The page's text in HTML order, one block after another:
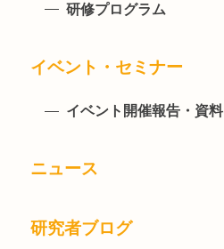
研修プログラム
イベント・セミナー
イベント開催報告・資料
ニュース
研究者ブログ